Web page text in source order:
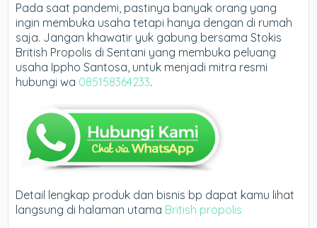
Pada saat pandemi, pastinya banyak orang yang
ingin membuka usaha tetapi hanya dengan di rumah
saja. Jangan khawatir yuk gabung bersama Stokis
British Propolis di Sentani yang membuka peluang
usaha Ippho Santosa, untuk menjadi mitra resmi
hubungi wa 085158364233.
Detail lengkap produk dan bisnis bp dapat kamu lihat
langsung di halaman utama British propolis